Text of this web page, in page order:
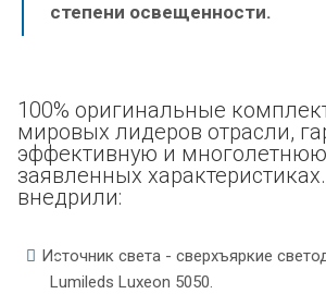
степени освещенности.
100% оригинальные
мировых лидеров отрасли,
эффективную и многолетнюю
заявленных
внедрили:
Источник света - сверхъяркие
Lumileds Luxeon 5050.